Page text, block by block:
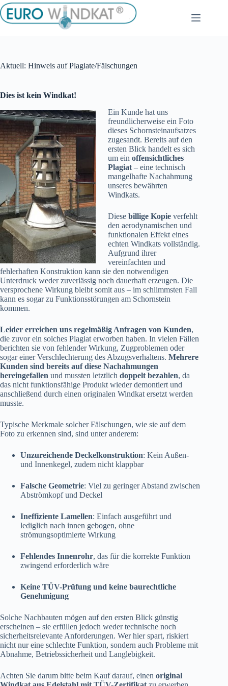
Zum
Inhalt
springen
Aktuell: Hinweis auf Plagiate/Fälschungen
Dies ist kein Windkat!
Ein Kunde hat uns
freundlicherweise ein Foto
dieses Schornsteinaufsatzes
zugesandt. Bereits auf den
ersten Blick handelt es sich
um ein offensichtliches
Plagiat – eine technisch
mangelhafte Nachahmung
unseres bewährten
Windkats.
Diese billige Kopie verfehlt
den aerodynamischen und
funktionalen Effekt eines
echten Windkats vollständig.
Aufgrund ihrer
vereinfachten und
fehlerhaften Konstruktion kann sie den notwendigen
Unterdruck weder zuverlässig noch dauerhaft erzeugen. Die
versprochene Wirkung bleibt somit aus – im schlimmsten Fall
kann es sogar zu Funktionsstörungen am Schornstein
kommen.
Leider erreichen uns regelmäßig Anfragen von Kunden,
die zuvor ein solches Plagiat erworben haben. In vielen Fällen
berichten sie von fehlender Wirkung, Zugproblemen oder
sogar einer Verschlechterung des Abzugsverhaltens. Mehrere
Kunden sind bereits auf diese Nachahmungen
hereingefallen und mussten letztlich doppelt bezahlen, da
das nicht funktionsfähige Produkt wieder demontiert und
anschließend durch einen originalen Windkat ersetzt werden
musste.
Typische Merkmale solcher Fälschungen, wie sie auf dem
Foto zu erkennen sind, sind unter anderem:
Unzureichende Deckelkonstruktion: Kein Außen-
und Innenkegel, zudem nicht klappbar
Falsche Geometrie: Viel zu geringer Abstand zwischen
Abströmkopf und Deckel
Ineffiziente Lamellen: Einfach ausgeführt und
lediglich nach innen gebogen, ohne
strömungsoptimierte Wirkung
Fehlendes Innenrohr, das für die korrekte Funktion
zwingend erforderlich wäre
Keine TÜV-Prüfung und keine baurechtliche
Genehmigung
Solche Nachbauten mögen auf den ersten Blick günstig
erscheinen – sie erfüllen jedoch weder technische noch
sicherheitsrelevante Anforderungen. Wer hier spart, riskiert
nicht nur eine schlechte Funktion, sondern auch Probleme mit
Abnahme, Betriebssicherheit und Langlebigkeit.
Achten Sie darum bitte beim Kauf darauf, einen original